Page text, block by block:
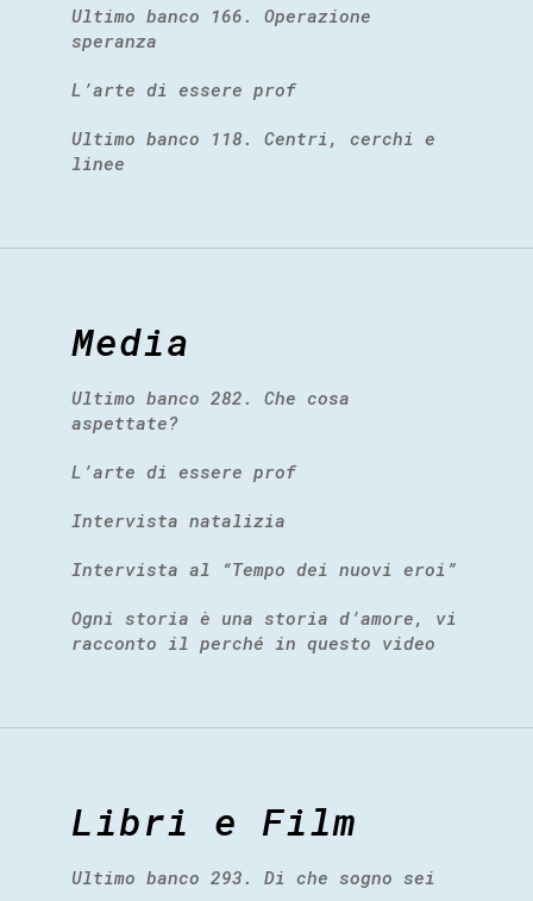
Ultimo banco 166. Operazione
speranza
L’arte di essere prof
Ultimo banco 118. Centri, cerchi e
linee
Media
Ultimo banco 282. Che cosa
aspettate?
L’arte di essere prof
Intervista natalizia
Intervista al “Tempo dei nuovi eroi”
Ogni storia è una storia d’amore, vi
racconto il perché in questo video
Libri e Film
Ultimo banco 293. Di che sogno sei